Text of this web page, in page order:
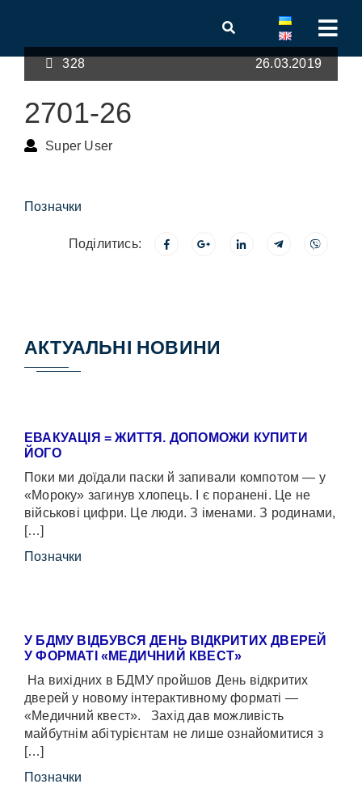
328 26.03.2019
2701-26
Super User
Позначки
Поділитись:
АКТУАЛЬНІ НОВИНИ
ЕВАКУАЦІЯ = ЖИТТЯ. ДОПОМОЖИ КУПИТИ
ЙОГО
Поки ми доїдали паски й запивали компотом — у
«Мороку» загинув хлопець. І є поранені. Це не
військові цифри. Це люди. З іменами. З родинами,
[…]
Позначки
У БДМУ ВІДБУВСЯ ДЕНЬ ВІДКРИТИХ ДВЕРЕЙ
У ФОРМАТІ «МЕДИЧНИЙ КВЕСТ»
На вихідних в БДМУ пройшов День відкритих
дверей у новому інтерактивному форматі —
«Медичний квест». Захід дав можливість
майбутнім абітурієнтам не лише ознайомитися з
[…]
Позначки